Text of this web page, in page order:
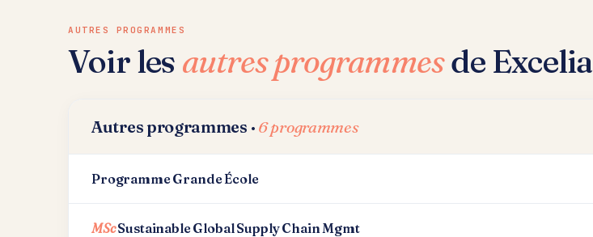
AUTRES PROGRAMMES
Voir les autres programmesde Excelia
Autres programmes · 6 programmes
Programme Grande École
MScSustainable Global Supply Chain Mgmt